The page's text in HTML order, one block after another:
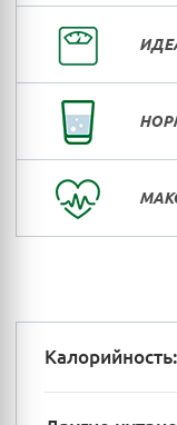
Калорийность: